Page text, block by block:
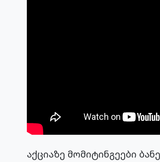
აქციაზე მომიტინგეები